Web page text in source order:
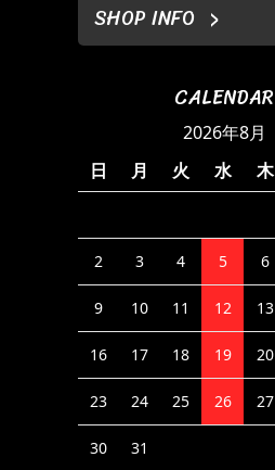
SHOP INFO
CALENDAR
2026年8月
日
月 火 水 木
2 3 4 5 6
9 10 11 12 13
16 17 18 19 20
23 24 25 26 27
30 31